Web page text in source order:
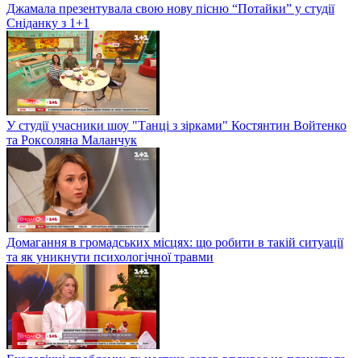
Джамала презентувала свою нову пісню “Потайки” у студії
Сніданку з 1+1
У студії учасники шоу "Танці з зірками" Костянтин Войтенко
та Роксоляна Маланчук
Домагання в громадських місцях: що робити в такій ситуації
та як уникнути психологічної травми